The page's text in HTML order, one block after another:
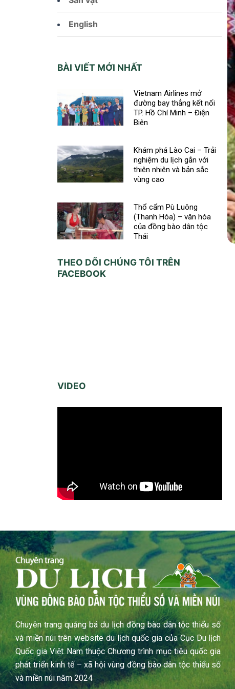
English
BÀI VIẾT MỚI NHẤT
Vietnam Airlines mở
đường bay thẳng kết nối
TP. Hồ Chí Minh – Điện
Biên
Khám phá Lào Cai – Trải
nghiệm du lịch gắn với
thiên nhiên và bản sắc
vùng cao
Thổ cẩm Pù Luông
(Thanh Hóa) – văn hóa
của đồng bào dân tộc
Thái
THEO DÕI CHÚNG TÔI TRÊN
FACEBOOK
VIDEO
Chuyên trang quảng bá du lịch đồng bào dân tộc thiểu số
và miền núi trên website du lịch quốc gia của Cục Du lịch
Quốc gia Việt Nam thuộc Chương trình mục tiêu quốc gia
phát triển kinh tế – xã hội vùng đồng bào dân tộc thiểu số
và miền núi năm 2024